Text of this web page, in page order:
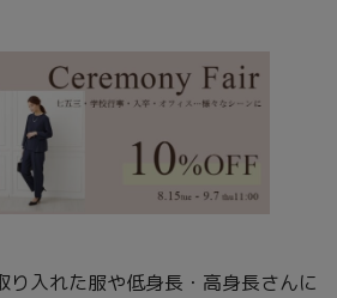
り入れた服や低身長・高身長さんに